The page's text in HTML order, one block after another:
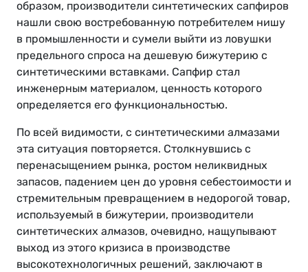
образом, производители синтетических сапфиров
нашли свою востребованную потребителем нишу
в промышленности и сумели выйти из ловушки
предельного спроса на дешевую бижутерию с
синтетическими вставками. Сапфир стал
инженерным материалом, ценность которого
определяется его функциональностью.
По всей видимости, с синтетическими алмазами
эта ситуация повторяется. Столкнувшись с
перенасыщением рынка, ростом неликвидных
запасов, падением цен до уровня себестоимости и
стремительным превращением в недорогой товар,
используемый в бижутерии, производители
синтетических алмазов, очевидно, нащупывают
выход из этого кризиса в производстве
высокотехнологичных решений, заключают в